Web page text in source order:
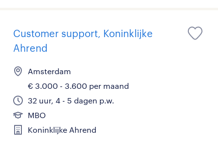
Customer support, Koninklijke
Ahrend
Amsterdam
€ 3.000 - 3.600 per maand
32 uur, 4 - 5 dagen p.w.
MBO
Koninklijke Ahrend